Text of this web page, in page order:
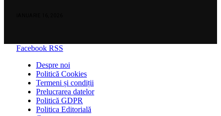
Facebook RSS
Despre noi
Politică Cookies
Termeni și condiții
Prelucrarea datelor
Politică GDPR
Politica Editorială